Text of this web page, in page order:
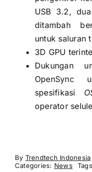
USB 3.2, dua
ditambah
untuk saluran
3D GPU
Dukungan
OpenSync
spesifikasi
operator
By Trendtech Indonesia
Categories: News